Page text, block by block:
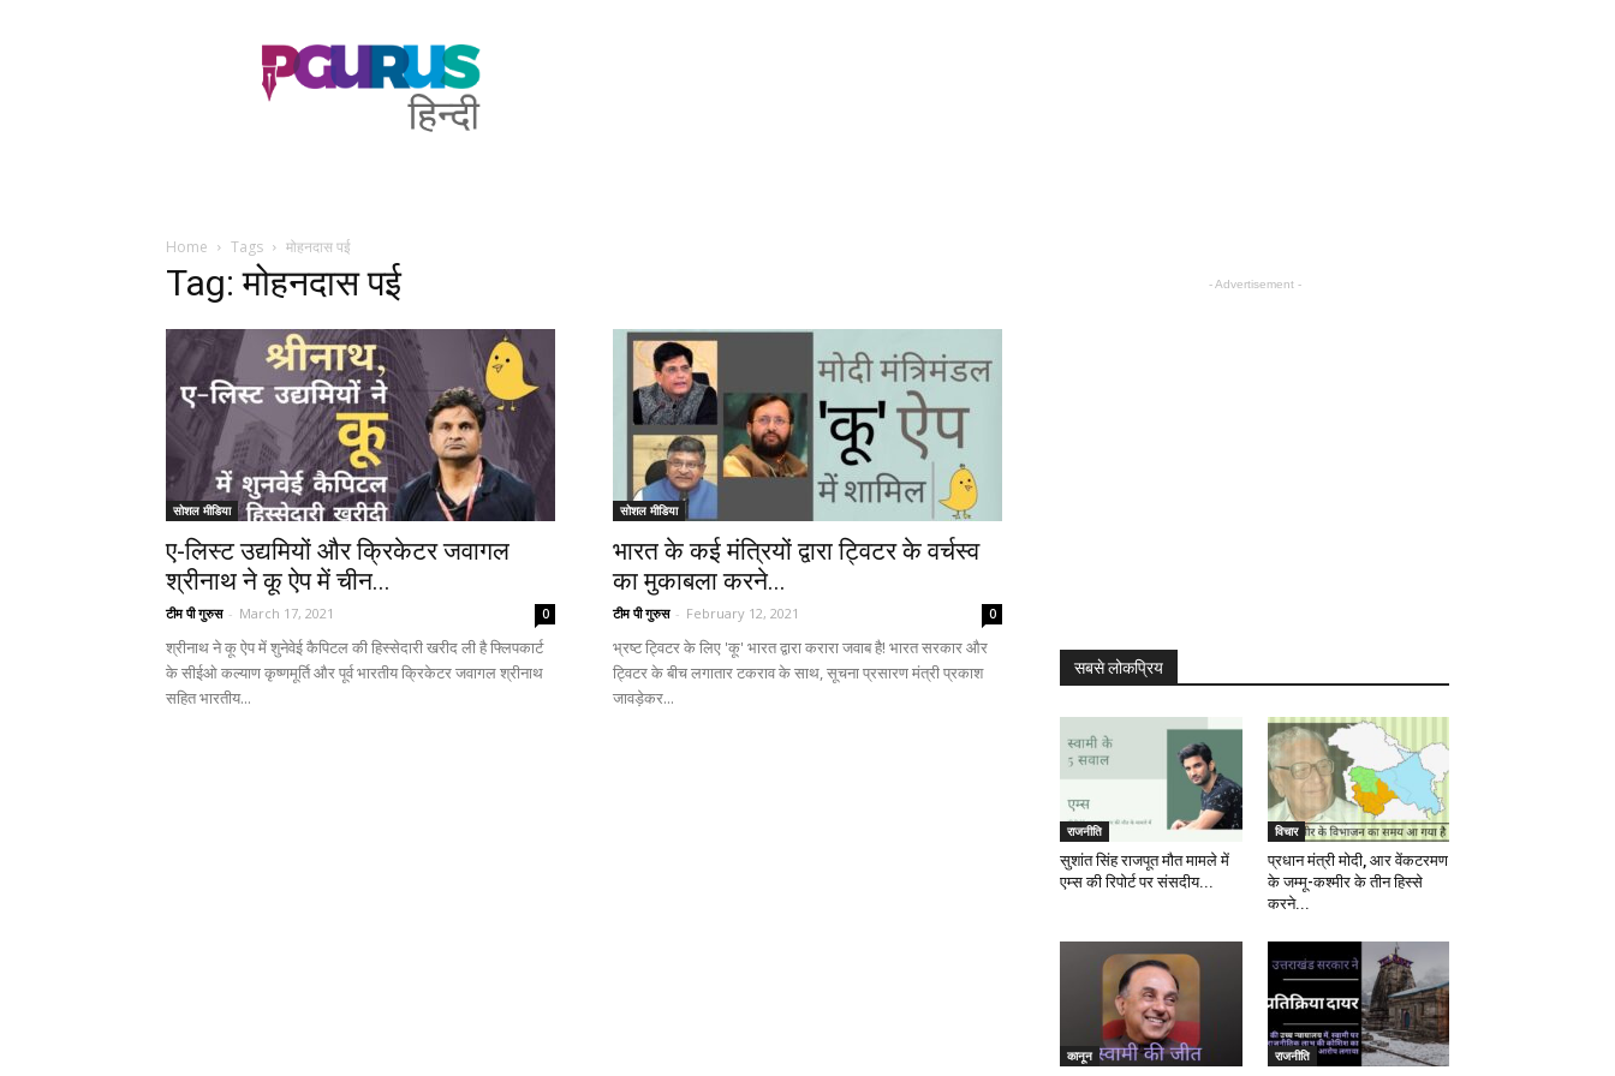
PGurus
Hindi
Home Tags मोहनदास पई
Tag: मोहनदास पई
सोशल मीडिया
ए-लिस्ट उद्यमियों और क्रिकेटर जवागल
श्रीनाथ ने कू ऐप में चीन...
टीम पी गुरुस - March 17, 2021 0
श्रीनाथ ने कू ऐप में शुनेवेई कैपिटल की हिस्सेदारी खरीद ली है फ्लिपकार्ट
के सीईओ कल्याण कृष्णमूर्ति और पूर्व भारतीय क्रिकेटर जवागल श्रीनाथ
सहित भारतीय...
सोशल मीडिया
भारत के कई मंत्रियों द्वारा ट्विटर के वर्चस्व
का मुकाबला करने...
टीम पी गुरुस - February 12, 2021 0
भ्रष्ट ट्विटर के लिए 'कू' भारत द्वारा करारा जवाब है! भारत सरकार और
ट्विटर के बीच लगातार टकराव के साथ, सूचना प्रसारण मंत्री प्रकाश
जावड़ेकर...
- Advertisement -
सबसे लोकप्रिय
राजनीति
सुशांत सिंह राजपूत मौत मामले में
एम्स की रिपोर्ट पर संसदीय...
विचार
प्रधान मंत्री मोदी, आर वेंकटरमण
के जम्मू-कश्मीर के तीन हिस्से
करने...
कानून राजनीति